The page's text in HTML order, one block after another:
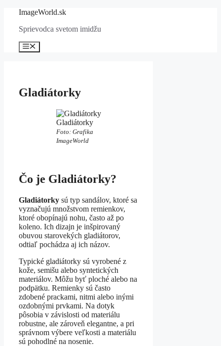
Preskočiť
obsah
ImageWorld.sk
Sprievodca svetom imidžu
Menu
Gladiátorky
Gladiátorky
Foto: Grafika
ImageWorld
Čo je Gladiátorky?
Gladiátorky sú typ sandálov, ktoré sa
vyznačujú množstvom remienkov,
ktoré obopínajú nohu, často až po
koleno. Ich dizajn je inšpirovaný
obuvou starovekých gladiátorov,
odtiaľ pochádza aj ich názov.
Typické gladiátorky sú vyrobené z
kože, semišu alebo syntetických
materiálov. Môžu byť ploché alebo na
podpätku. Remienky sú často
zdobené prackami, nitmi alebo inými
ozdobnými prvkami. Na dotyk
pôsobia v závislosti od materiálu
robustne, ale zároveň elegantne, a pri
správnom výbere veľkosti a materiálu
sú pohodlné na nosenie.